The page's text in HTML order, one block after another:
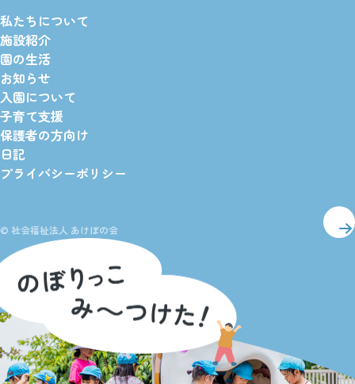
私たちについて
施設紹介
園の生活
お知らせ
入園について
子育て支援
保護者の方向け
日記
プライバシーポリシー
© 社会福祉法人 あけぼの会